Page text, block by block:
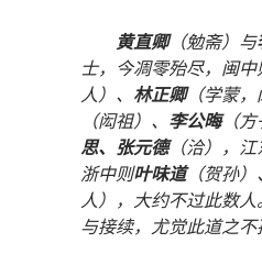
黄直卿（勉斋）与
士，今凋零殆尽，闽中
人）、 林正卿（学蒙，
（闳祖）、 李公晦（方
思、张元德（洽），江
浙中则叶味道（贺孙）
人），大约不过此数
与接续，尤觉此道之不